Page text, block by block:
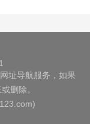
址导航服务，如果
删除。